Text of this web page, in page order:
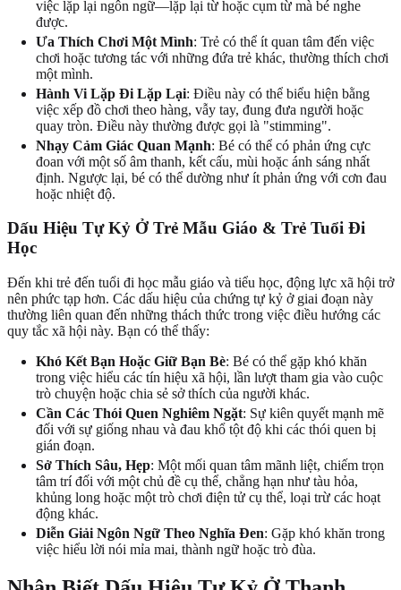
việc lặp lại ngôn ngữ—lặp lại từ hoặc cụm từ mà bé nghe
được.
Ưa Thích Chơi Một Mình: Trẻ có thể ít quan tâm đến việc
chơi hoặc tương tác với những đứa trẻ khác, thường thích chơi
một mình.
Hành Vi Lặp Đi Lặp Lại: Điều này có thể biểu hiện bằng
việc xếp đồ chơi theo hàng, vẫy tay, đung đưa người hoặc
quay tròn. Điều này thường được gọi là "stimming".
Nhạy Cảm Giác Quan Mạnh: Bé có thể có phản ứng cực
đoan với một số âm thanh, kết cấu, mùi hoặc ánh sáng nhất
định. Ngược lại, bé có thể dường như ít phản ứng với cơn đau
hoặc nhiệt độ.
Dấu Hiệu Tự Kỷ Ở Trẻ Mẫu Giáo & Trẻ Tuổi Đi
Học
Đến khi trẻ đến tuổi đi học mẫu giáo và tiểu học, động lực xã hội trở
nên phức tạp hơn. Các dấu hiệu của chứng tự kỷ ở giai đoạn này
thường liên quan đến những thách thức trong việc điều hướng các
quy tắc xã hội này. Bạn có thể thấy:
Khó Kết Bạn Hoặc Giữ Bạn Bè: Bé có thể gặp khó khăn
trong việc hiểu các tín hiệu xã hội, lần lượt tham gia vào cuộc
trò chuyện hoặc chia sẻ sở thích của người khác.
Cần Các Thói Quen Nghiêm Ngặt: Sự kiên quyết mạnh mẽ
đối với sự giống nhau và đau khổ tột độ khi các thói quen bị
gián đoạn.
Sở Thích Sâu, Hẹp: Một mối quan tâm mãnh liệt, chiếm trọn
tâm trí đối với một chủ đề cụ thể, chẳng hạn như tàu hỏa,
khủng long hoặc một trò chơi điện tử cụ thể, loại trừ các hoạt
động khác.
Diễn Giải Ngôn Ngữ Theo Nghĩa Đen: Gặp khó khăn trong
việc hiểu lời nói mỉa mai, thành ngữ hoặc trò đùa.